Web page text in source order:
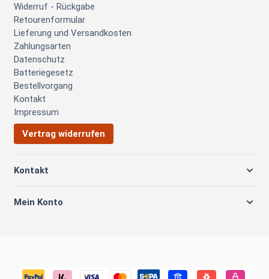
Widerruf - Rückgabe
Retourenformular
Lieferung und Versandkosten
Zahlungsarten
Datenschutz
Batteriegesetz
Bestellvorgang
Kontakt
Impressum
Vertrag widerrufen
Kontakt
Mein Konto